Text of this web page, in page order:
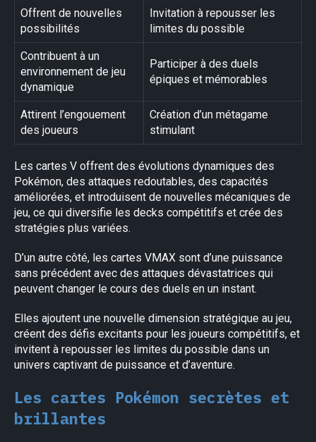
Offrent de nouvelles
possibilités
Invitation à repousser les
limites du possible
Contribuent à un
environnement de jeu
dynamique
Participer à des duels
épiques et mémorables
Attirent l’engouement
des joueurs
Création d’un métagame
stimulant
Les cartes V offrent des évolutions dynamiques des
Pokémon, des attaques redoutables, des capacités
améliorées, et introduisent de nouvelles mécaniques de
jeu, ce qui diversifie les decks compétitifs et crée des
stratégies plus variées.
D’un autre côté, les cartes VMAX sont d’une puissance
sans précédent avec des attaques dévastatrices qui
peuvent changer le cours des duels en un instant.
Elles ajoutent une nouvelle dimension stratégique au jeu,
créent des défis excitants pour les joueurs compétitifs, et
invitent à repousser les limites du possible dans un
univers captivant de puissance et d’aventure.
Les cartes Pokémon secrètes et
brillantes